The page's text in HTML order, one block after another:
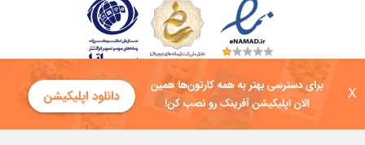
X
کلیه حقوق این سایت به شرکت توسعه فناوی هفت آسمان توکان تعلق دارد و